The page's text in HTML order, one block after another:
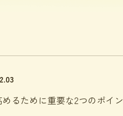
るために重要な2つのポイン